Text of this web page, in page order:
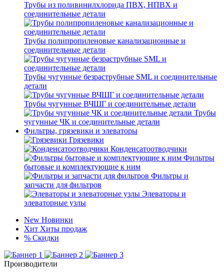
Трубы из поливинилхлорида ПВХ, НПВХ и
соединительные детали
Трубы полипропиленовые канализационные и
соединительные детали
Трубы чугунные безраструбные SML и соединительные
детали
Трубы чугунные ВЧШГ и соединительные детали
Трубы
чугунные ЧК и соединительные детали
Фильтры, грязевики и элеваторы
Грязевики
Конденсатоотводчики
Фильтры
бытовые и комплектующие к ним
Фильтры и
запчасти для фильтров
Элеваторы и
элеваторные узлы
New Новинки
Хит Хиты продаж
% Скидки
Производители